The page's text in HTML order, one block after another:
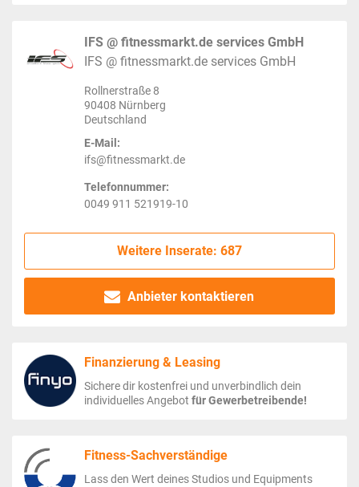
IFS @ fitnessmarkt.de services GmbH
IFS @ fitnessmarkt.de services GmbH
Rollnerstraße 8
90408 Nürnberg
Deutschland
E-Mail:
ifs@fitnessmarkt.de
Telefonnummer:
0049 911 521919-10
Weitere Inserate: 687
Anbieter kontaktieren
Finanzierung & Leasing
Sichere dir kostenfrei und unverbindlich dein
individuelles Angebot für Gewerbetreibende!
Fitness-Sachverständige
Lass den Wert deines Studios und Equipments